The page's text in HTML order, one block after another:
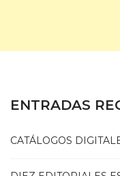
ENTRADAS
CATÁLOGOS